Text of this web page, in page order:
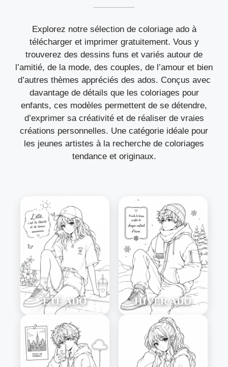
Explorez notre sélection de coloriage ado à
télécharger et imprimer gratuitement. Vous y
trouverez des dessins funs et variés autour de
l’amitié, de la mode, des couples, de l’amour et bien
d’autres thèmes appréciés des ados. Conçus avec
davantage de détails que les coloriages pour
enfants, ces modèles permettent de se détendre,
d’exprimer sa créativité et de réaliser de vraies
créations personnelles. Une catégorie idéale pour
les jeunes artistes à la recherche de coloriages
tendance et originaux.
ÉTÉ ADO HIVER ADO